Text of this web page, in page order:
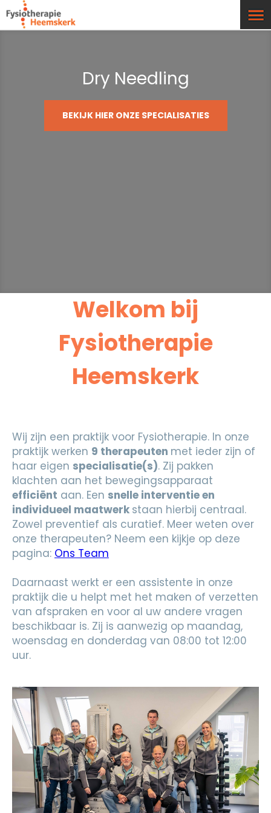
Gefocusseerde shockwave
Schiet de behandeling van uw pees of
spierklacht niet op? Wilt u weer denken
aan sporthervatting maar blijft de
Welkom bij
Fysiotherapie
Heemskerk
Wij zijn een praktijk voor Fysiotherapie. In onze
praktijk werken 9 therapeuten met ieder zijn of
haar eigen specialisatie(s). Zij pakken
klachten aan het bewegingsapparaat
efficiënt aan. Een snelle interventie en
individueel maatwerk staan hierbij centraal.
Zowel preventief als curatief. Meer weten over
onze therapeuten? Neem een kijkje op deze
pagina: Ons Team
Daarnaast werkt er een assistente in onze
praktijk die u helpt met het maken of verzetten
van afspraken en voor al uw andere vragen
beschikbaar is. Zij is aanwezig op maandag,
woensdag en donderdag van 08:00 tot 12:00
uur.